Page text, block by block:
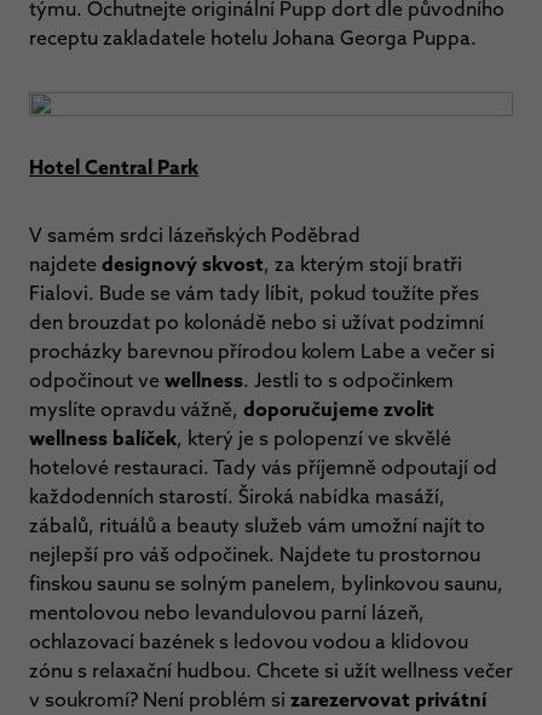
týmu. Ochutnejte originální Pupp dort dle původního
receptu zakladatele hotelu Johana Georga Puppa.
Hotel Central Park
V samém srdci lázeňských Poděbrad
najdete designový skvost, za kterým stojí bratři
Fialovi. Bude se vám tady líbit, pokud toužíte přes
den brouzdat po kolonádě nebo si užívat podzimní
procházky barevnou přírodou kolem Labe a večer si
odpočinout ve wellness. Jestli to s odpočinkem
myslíte opravdu vážně, doporučujeme zvolit
wellness balíček, který je s polopenzí ve skvělé
hotelové restauraci. Tady vás příjemně odpoutají od
každodenních starostí. Široká nabídka masáží,
zábalů, rituálů a beauty služeb vám umožní najít to
nejlepší pro váš odpočinek. Najdete tu prostornou
finskou saunu se solným panelem, bylinkovou saunu,
mentolovou nebo levandulovou parní lázeň,
ochlazovací bazének s ledovou vodou a klidovou
zónu s relaxační hudbou. Chcete si užít wellness večer
v soukromí? Není problém si zarezervovat privátní